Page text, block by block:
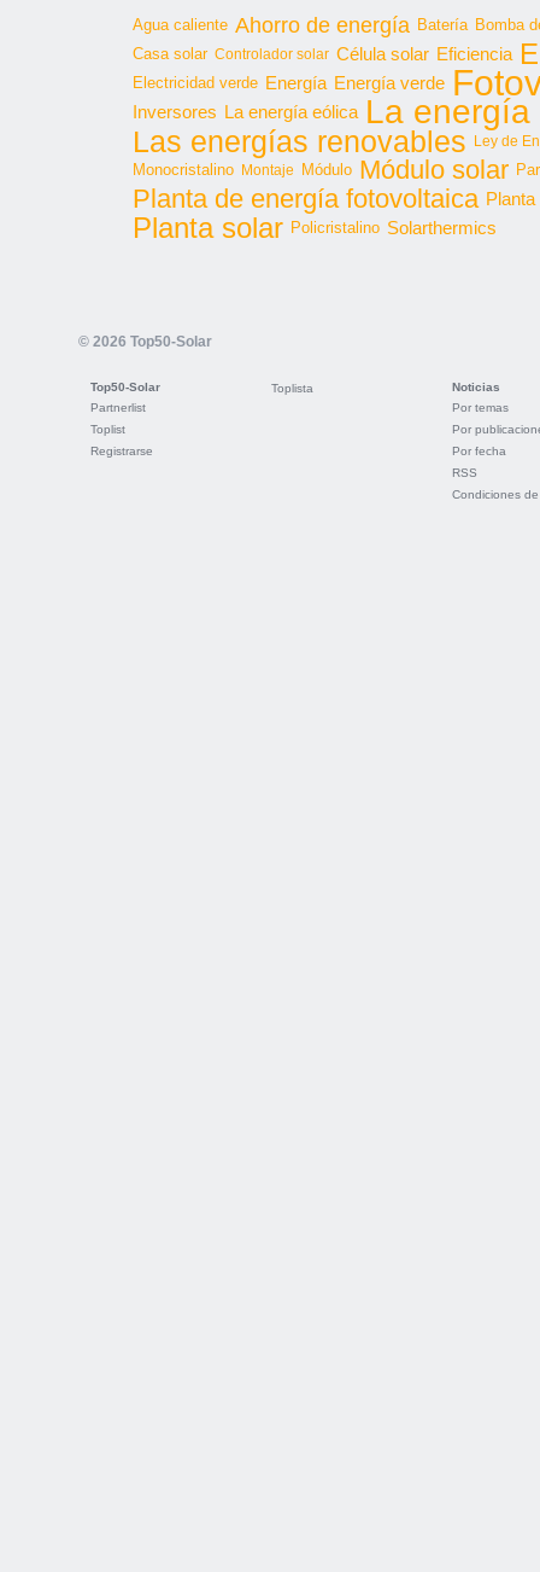
Agua caliente Ahorro de energía Batería Bomba
Casa solar Controlador solar Célula solar Eficiencia
Electricidad verde Energía Energía verde
Inversores La energía eólica La energía
Las energías renovables Ley de
Monocristalino Montaje Módulo Módulo solar
Planta de energía fotovoltaica
Planta solar Policristalino Solarthermics
© 2026 Top50-Solar
Top50-Solar
Partnerlist
Toplist
Registrarse
Toplista
Noticias
Por temas
Por
Por fecha
RSS
Condiciones